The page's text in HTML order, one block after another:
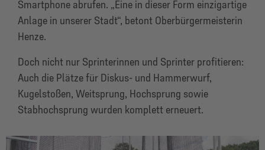
Smartphone abrufen. „Eine in dieser Form einzigartige
Anlage in unserer Stadt“, betont Oberbürgermeisterin
Henze.
Doch nicht nur Sprinterinnen und Sprinter profitieren:
Auch die Plätze für Diskus- und Hammerwurf,
Kugelstoßen, Weitsprung, Hochsprung sowie
Stabhochsprung wurden komplett erneuert.